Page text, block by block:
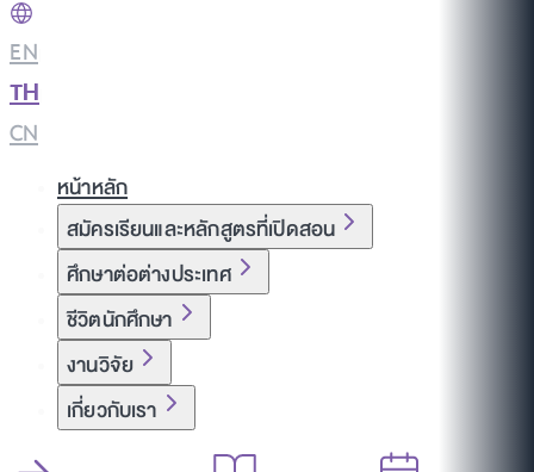
EN
TH
CN
หน้าหลัก
สมัครเรียนและหลักสูตรที่เปิดสอน
ศึกษาต่อต่างประเทศ
ชีวิตนักศึกษา
งานวิจัย
เกี่ยวกับเรา